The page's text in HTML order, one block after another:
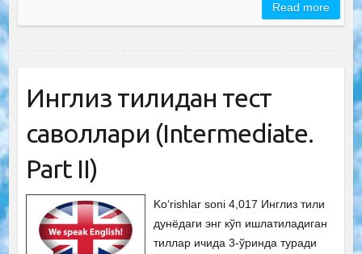
Read more
Инглиз тилидан тест
саволлари (Intermediate.
Рart II)
Ko‘rishlar soni 4,017 Инглиз тили
дунёдаги энг кўп ишлатиладиган
тиллар ичида 3-ўринда туради